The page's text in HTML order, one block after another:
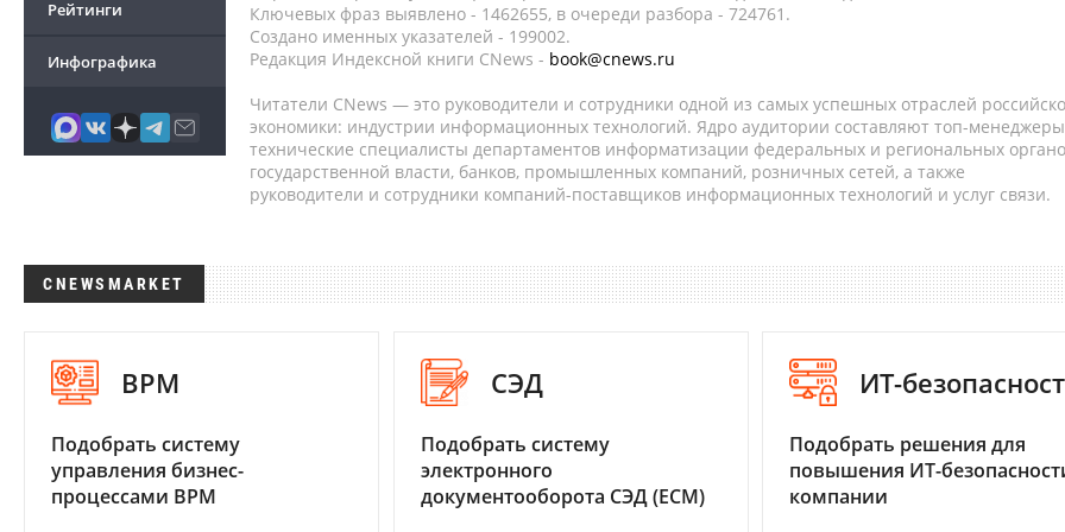
Рейтинги
Инфографика
Ключевых фраз выявлено - 1462655, в очереди разбора - 724761.
Создано именных указателей - 199002.
Редакция Индексной книги CNews - book@cnews.ru
Читатели CNews — это руководители и сотрудники одной из самых успешных отраслей
экономики: индустрии информационных технологий. Ядро аудитории составляют топ-
технические специалисты департаментов информатизации федеральных и региональных
государственной власти, банков, промышленных компаний, розничных сетей, а также
руководители и сотрудники компаний-поставщиков информационных технологий и услуг связи.
CNEWSMARKET
BPM
Подобрать систему
управления бизнес-
процессами BPM
СЭД
Подобрать систему
электронного
документооборота СЭД (ECM)
ИТ-
Подобрать решения для
повышения ИТ-
компании